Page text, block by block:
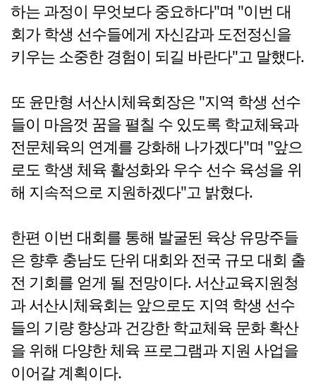
하는 과정이 무엇보다 중요하다"며 "이번 대
회가 학생 선수들에게 자신감과 도전정신을
키우는 소중한 경험이 되길 바란다"고 말했다.
또 윤만형 서산시체육회장은 "지역 학생 선수
들이 마음껏 꿈을 펼칠 수 있도록 학교체육과
전문체육의 연계를 강화해 나가겠다"며 "앞으
로도 학생 체육 활성화와 우수 선수 육성을 위
해 지속적으로 지원하겠다"고 밝혔다.
한편 이번 대회를 통해 발굴된 육상 유망주들
은 향후 충남도 단위 대회와 전국 규모 대회 출
전 기회를 얻게 될 전망이다. 서산교육지원청
과 서산시체육회는 앞으로도 지역 학생 선수
들의 기량 향상과 건강한 학교체육 문화 확산
을 위해 다양한 체육 프로그램과 지원 사업을
이어갈 계획이다.